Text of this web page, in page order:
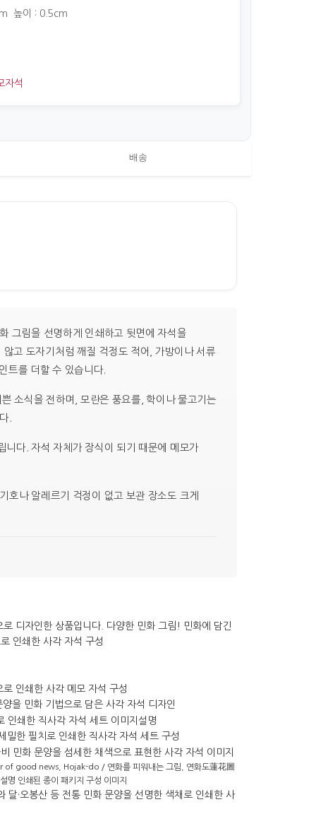
높이 : 0.5cm
자석
배송
그림을 선명하게 인쇄하고 뒷면에 자석을
고 도자기처럼 깨질 걱정도 적어, 가방이나 서류
트를 더할 수 있습니다.
소식을 전하며, 모란은 풍요를, 학이나 물고기는
.
니다. 자석 자체가 장식이 되기 때문에 메모가
호나 알레르기 걱정이 없고 보관 장소도 크게